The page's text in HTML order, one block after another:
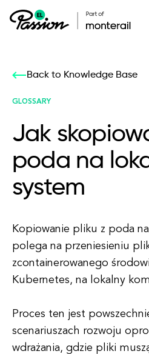
Back to Knowledge Base
GLOSSARY
Jak
poda na
system
Kopiowanie pliku z poda
polega na przeniesieniu
zcontainerowanego
Kubernetes, na lokalny
Proces ten jest
scenariuszach rozwoju
wdrażania, gdzie pliki